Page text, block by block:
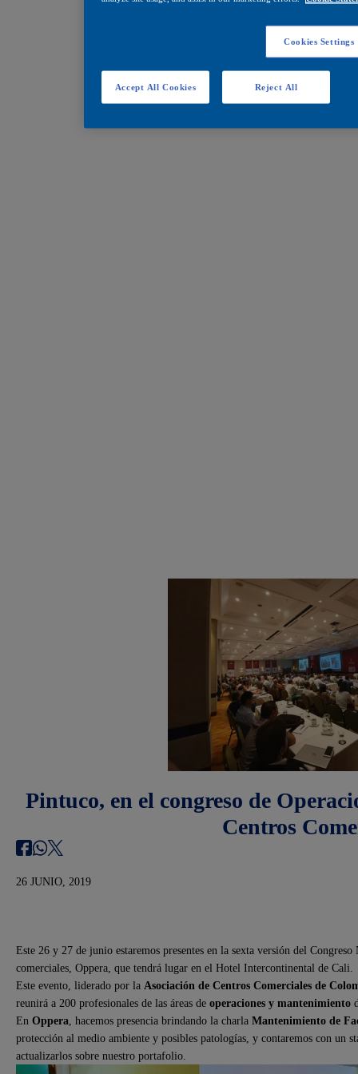
Pintuco, en el congreso de
Centros
26 JUNIO, 2019
Este 26 y 27 de junio estaremos presentes en la sexta versión del
comerciales, Oppera, que tendrá lugar en el Hotel Intercontinental de Cali.
Este evento, liderado por la Asociación de Centros Comerciales de
reunirá a 200 profesionales de las áreas de operaciones y mantenimiento
En Oppera , hacemos presencia brindando la charla Mantenimiento de
protección al medio ambiente y posibles patologías, y contaremos con un
actualizarlos sobre nuestro portafolio.
Cookies Settings
Reject All
Accept All Cookies